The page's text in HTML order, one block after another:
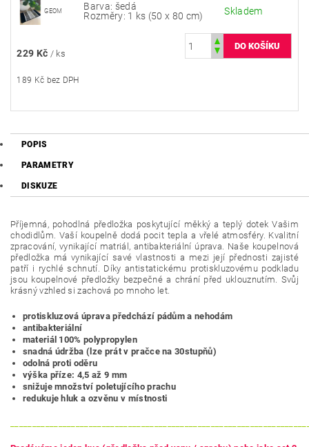
GEOM
Barva: šedá
Rozměry: 1 ks (50 x 80 cm)
Skladem
229 Kč / ks
189 Kč bez DPH
POPIS
PARAMETRY
DISKUZE
Příjemná, pohodlná předložka poskytující měkký a teplý dotek Vašim
chodidlům. Vaší koupelně dodá pocit tepla a vřelé atmosféry. Kvalitní
zpracování, vynikající matriál, antibakteriální úprava. Naše koupelnová
předložka má vynikající savé vlastnosti a mezi její přednosti zajisté
patří i rychlé schnutí. Díky antistatickému protiskluzovému podkladu
jsou koupelnové předložky bezpečné a chrání před uklouznutím. Svůj
krásný vzhled si zachová po mnoho let.
protiskluzová úprava předchází pádům a nehodám
antibakteriální
materiál 100% polypropylen
snadná údržba (lze prát v pračce na 30stupňů)
odolná proti oděru
výška příze: 4,5 až 9 mm
snižuje množství poletujícího prachu
redukuje hluk a ozvěnu v místnosti